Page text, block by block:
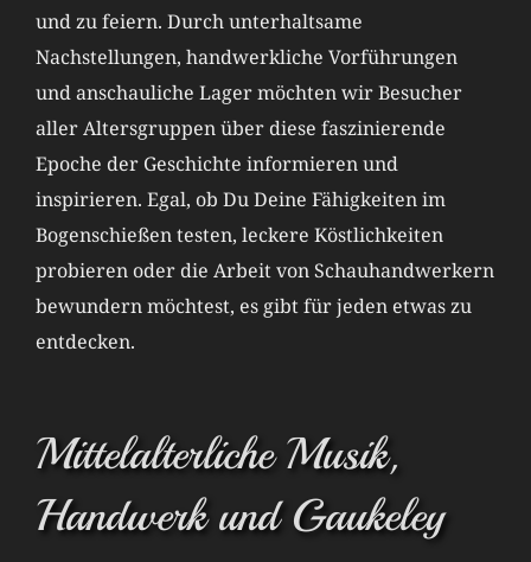
und zu feiern. Durch unterhaltsame
Nachstellungen, handwerkliche Vorführungen
und anschauliche Lager möchten wir Besucher
aller Altersgruppen über diese faszinierende
Epoche der Geschichte informieren und
inspirieren. Egal, ob Du Deine Fähigkeiten im
Bogenschießen testen, leckere Köstlichkeiten
probieren oder die Arbeit von Schauhandwerkern
bewundern möchtest, es gibt für jeden etwas zu
entdecken.
Mittelalterliche Musik,
Handwerk und Gaukeley